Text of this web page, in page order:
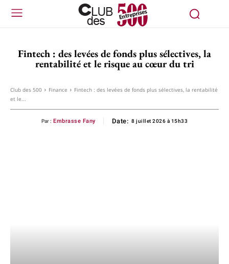
Fintech : des levées de fonds plus sélectives, la
rentabilité et le risque au cœur du tri
Club des 500 Finance
Fintech : des levées de fonds plus sélectives, la rentabilité
et le...
Par : Embrasse Fany Date: 8 juillet 2026 à 15h33